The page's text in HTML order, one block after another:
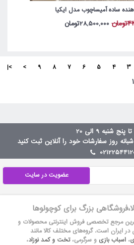
ساده آمیساچوب مدل ایکیا
28,500,000تومان
3
4
5
6
7
8
9
>
>|
شنبه 9 الی 20
عضویت در سایت
بزرگ برای کوچولوها
مرجع تخصصی فروش اینترنتی محصولات و
در ایران است. گروه‏‏‌های مختلف کالا مانند
، اسباب بازی و سرگرمی،تخت و کمد نوزاد،